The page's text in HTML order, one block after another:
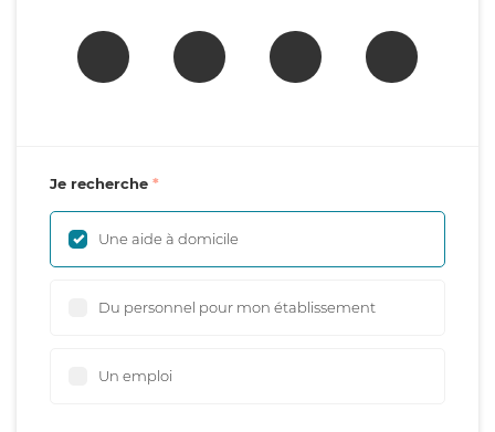
Je recherche
Une aide à domicile
Du personnel pour mon établissement
Un emploi